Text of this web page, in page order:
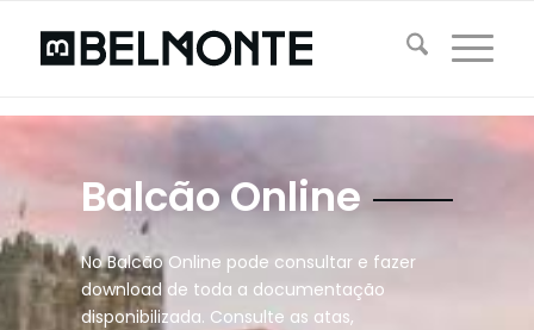
Balcão Online
No Balcão Online pode consultar e fazer
download de toda a documentação
disponibilizada. Consulte as atas,